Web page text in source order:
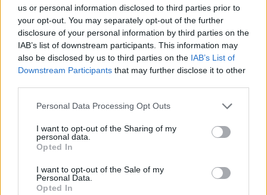
us or personal information disclosed to third parties prior to
your opt-out. You may separately opt-out of the further
disclosure of your personal information by third parties on the
IAB’s list of downstream participants. This information may
also be disclosed by us to third parties on the IAB’s List of
Downstream Participants that may further disclose it to other
Personal Data Processing Opt Outs
I want to opt-out of the Sharing of my
personal data.
Opted In
I want to opt-out of the Sale of my
Personal Data.
Opted In